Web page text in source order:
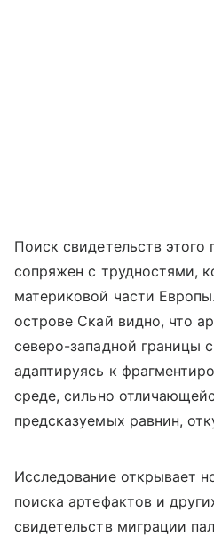
Поиск свидетельств
сопряжен с трудностями,
материковой части
острове Скай видно, что
северо-западной границы
адаптируясь к
среде, сильно
предсказуемых равнин,
Исследование открывает
поиска артефактов и
свидетельств миграции